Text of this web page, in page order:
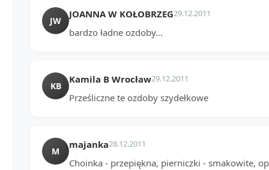
JW
JOANNA W KOŁOBRZEG29.12.2011
bardzo ładne ozdoby...
KB
Kamila B Wrocław29.12.2011
Prześliczne te ozdoby szydełkowe
M
majanka28.12.2011
Choinka - przepiękna, pierniczki - smakowite,